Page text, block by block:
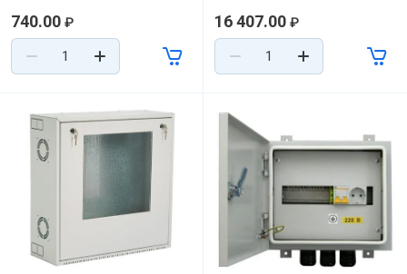
740.00 ₽ 16 407.00 ₽